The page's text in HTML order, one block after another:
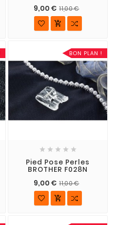
9,00 € 11,00 €

BON PLAN !
    
Pied Pose Perles
BROTHER F028N
9,00 € 11,00 €
